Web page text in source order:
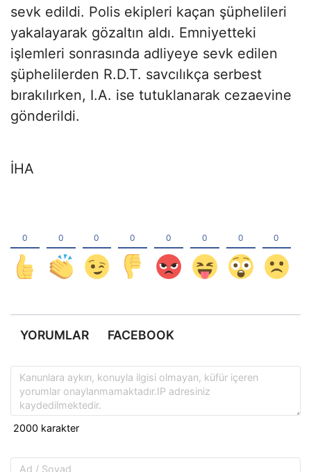
sevk edildi. Polis ekipleri kaçan şüphelileri
yakalayarak gözaltın aldı. Emniyetteki
işlemleri sonrasında adliyeye sevk edilen
şüphelilerden R.D.T. savcılıkça serbest
bırakılırken, I.A. ise tutuklanarak cezaevine
gönderildi.
İHA
YORUMLAR FACEBOOK